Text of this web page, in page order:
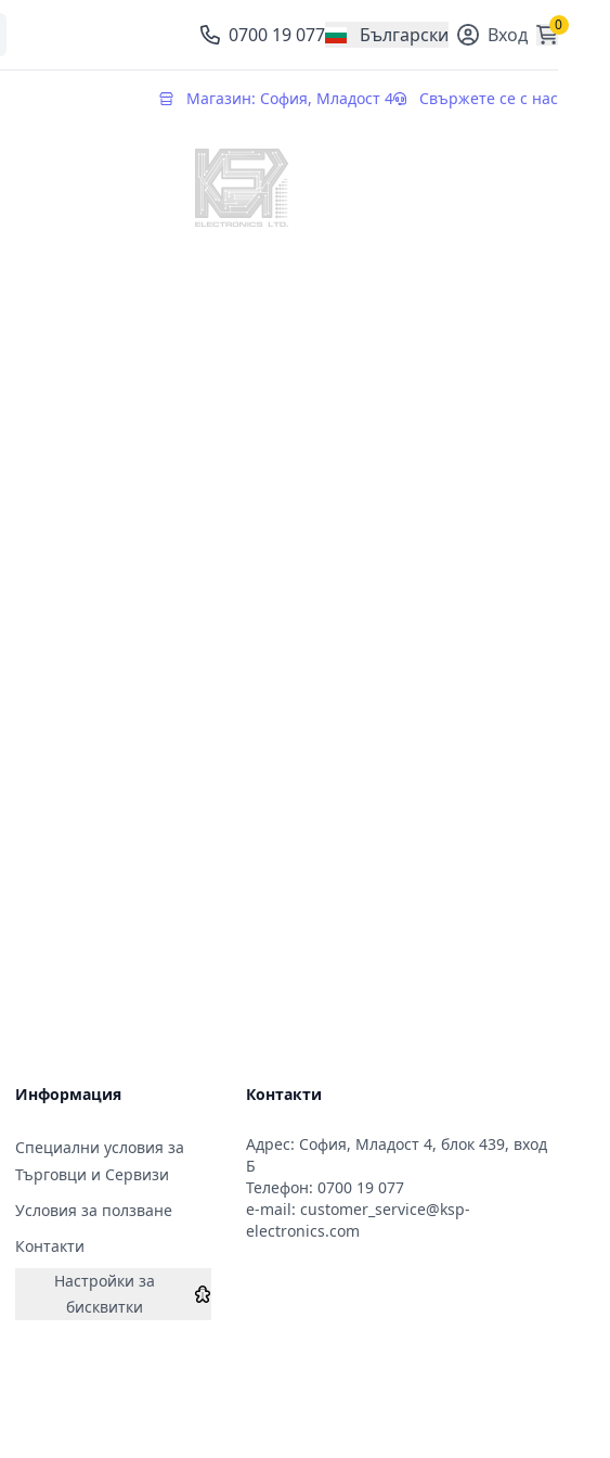
0700 19 077 Български
, change currency Вход 0
Магазин: София, Младост 4 Свържете се с нас
Информация
Специални условия за
Търговци и Сервизи
Условия за ползване
Контакти
Настройки за
бисквитки
Контакти
Адрес: София, Младост 4, блок 439, вход
Б
Телефон: 0700 19 077
e-mail: customer_service@ksp-
electronics.com